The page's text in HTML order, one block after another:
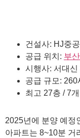
건설사: HJ중
공급 위치: 부
시행사: 서대
공급 규모: 260
최고 27층 / 7
2025년에 분양 예정
아파트는 8~10분 거